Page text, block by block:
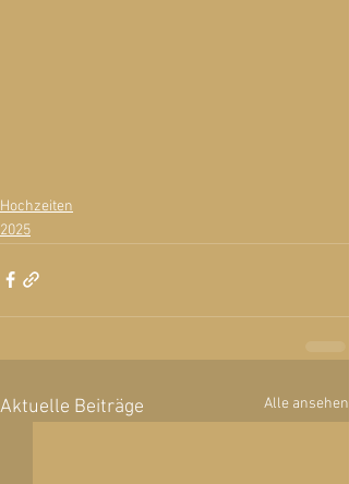
Hochzeiten
2025
Aktuelle Beiträge Alle ansehen